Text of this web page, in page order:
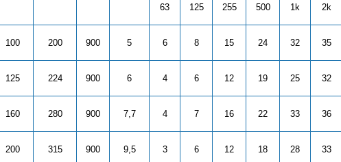
63 125 255 500 1k 2k
100 200 900 5 6 8 15 24 32 35
125 224 900 6 4 6 12 19 25 32
160 280 900 7,7 4 7 16 22 33 36
200 315 900 9,5 3 6 12 18 28 33